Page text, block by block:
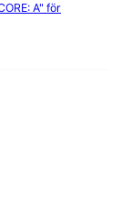
A" för